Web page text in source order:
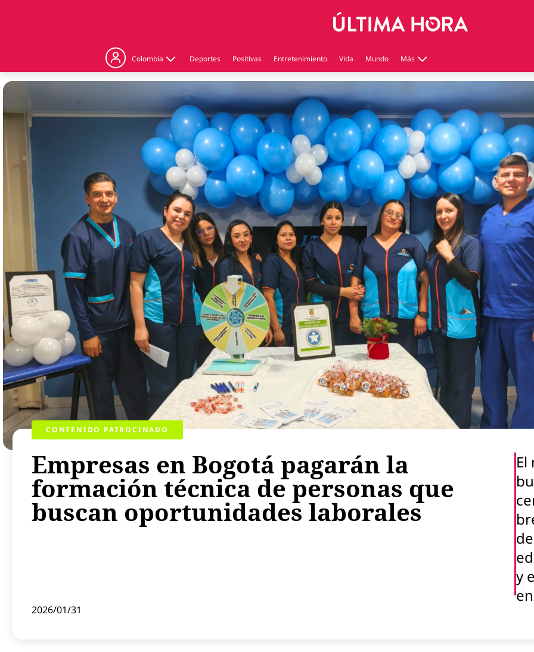
Colombia
Judicial
Regiones
Deportes Positivas Entretenimiento Vida Mundo Más
Virales
Tecnología
Economía
Estilo de vida
Contenido patrocinado
Instagram
CONTENIDO PATROCINADO
Empresas en Bogotá pagarán la
formación técnica de personas que
buscan oportunidades laborales
de
y
2026/01/31